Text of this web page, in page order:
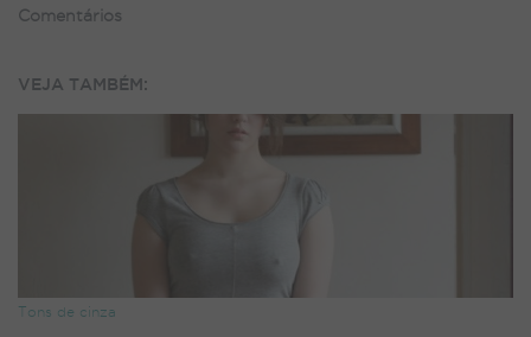
Comentários
VEJA TAMBÉM:
Tons de cinza